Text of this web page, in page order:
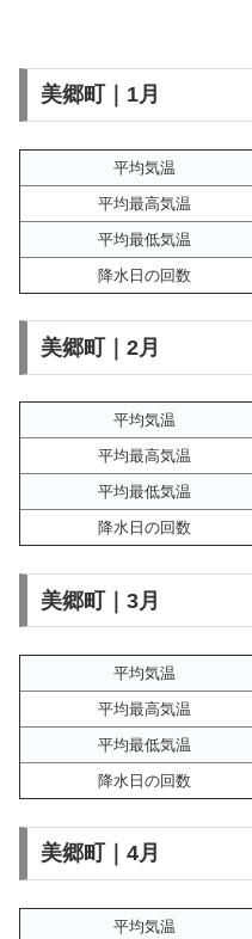
美郷町｜1月
平均気温
平均最高気温
平均最低気温
降水日の回数
美郷町｜2月
平均気温
平均最高気温
平均最低気温
降水日の回数
美郷町｜3月
平均気温
平均最高気温
平均最低気温
降水日の回数
美郷町｜4月
平均気温